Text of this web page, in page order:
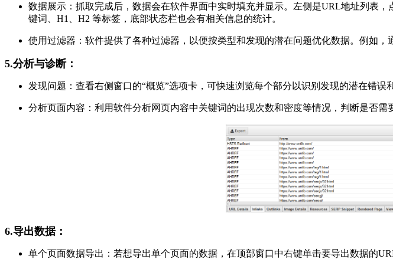
数据展示：抓取完成后，数据会在软件界面中实时填充并显示。左侧是URL地址列表
键词、H1、H2 等标签，底部状态栏也会有相关信息的统计。
使用过滤器：软件提供了各种过滤器，以便按类型和发现的潜在问题优化数据。例如，
5.分析与诊断：
发现问题：查看右侧窗口的“概览”选项卡，可快速浏览每个部分以识别发现的潜在错
分析页面内容：利用软件分析网页内容中关键词的出现次数和密度等情况，判断是否需
6.导出数据：
单个页面数据导出：若想导出单个页面的数据，在顶部窗口中右键单击要导出数据的